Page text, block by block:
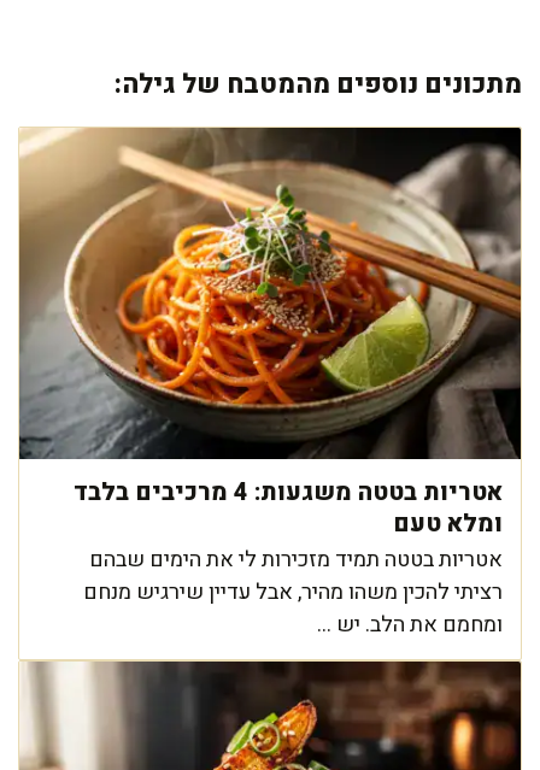
מתכונים נוספים מהמטבח של גילה:
אטריות בטטה משגעות: 4 מרכיבים בלבד
ומלא טעם
אטריות בטטה תמיד מזכירות לי את הימים שבהם
רציתי להכין משהו מהיר, אבל עדיין שירגיש מנחם
ומחמם את הלב. יש ...